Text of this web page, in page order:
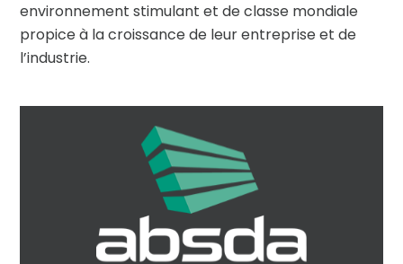
environnement stimulant et de classe mondiale
propice à la croissance de leur entreprise et de
l’industrie.